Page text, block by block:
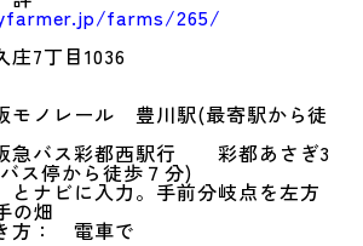
farms/265/
庄7丁目1036
ノレール 豊川駅(最寄駅から徒
急バス彩都西駅行 彩都あさぎ3
ス停から徒歩７分)
ナビに入力。手前分岐点を左方
の畑
方： 電車で